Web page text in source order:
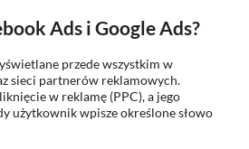
Ads i Google Ads?
przede wszystkim w
sieci partnerów reklamowych.
w reklamę (PPC), a jego
użytkownik wpisze określone słowo